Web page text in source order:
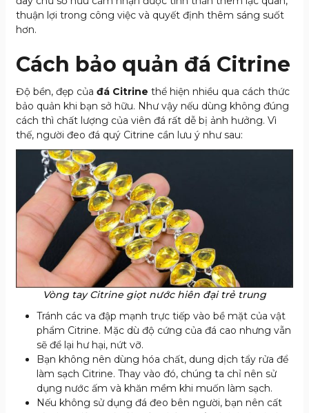
thuận lợi trong công việc và quyết định thêm sáng suốt
hơn.
Cách bảo quản đá Citrine
Độ bền, đẹp của đá Citrine thể hiện nhiều qua cách thức
bảo quản khi bạn sở hữu. Như vậy nếu dùng không đúng
cách thì chất lượng của viên đá rất dễ bị ảnh hưởng. Vì
thế, người đeo đá quý Citrine cần lưu ý như sau:
Vòng tay Citrine giọt nước hiên đại trẻ trung
Tránh các va đập mạnh trực tiếp vào bề mặt của vật
phẩm Citrine. Mặc dù độ cứng của đá cao nhưng vẫn
sẽ để lại hư hại, nứt vỡ.
Bạn không nên dùng hóa chất, dung dịch tẩy rửa để
làm sạch Citrine. Thay vào đó, chúng ta chỉ nên sử
dụng nước ấm và khăn mềm khi muốn làm sạch.
Nếu không sử dụng đá đeo bên người, bạn nên cất